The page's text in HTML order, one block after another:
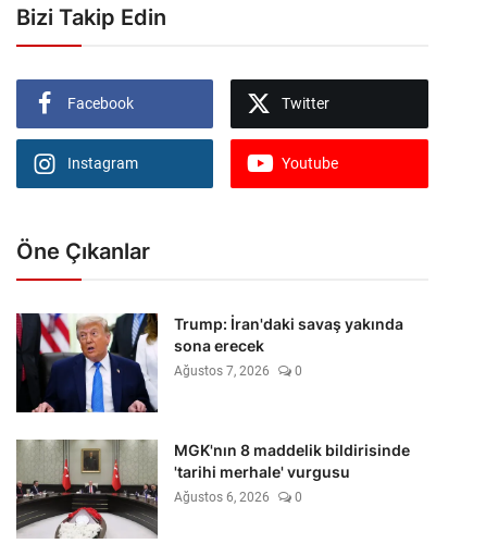
Bizi Takip Edin
Facebook Twitter
Instagram Youtube
Öne Çıkanlar
Trump: İran'daki savaş yakında
sona erecek
Ağustos 7, 2026 0
MGK'nın 8 maddelik bildirisinde
'tarihi merhale' vurgusu
Ağustos 6, 2026 0